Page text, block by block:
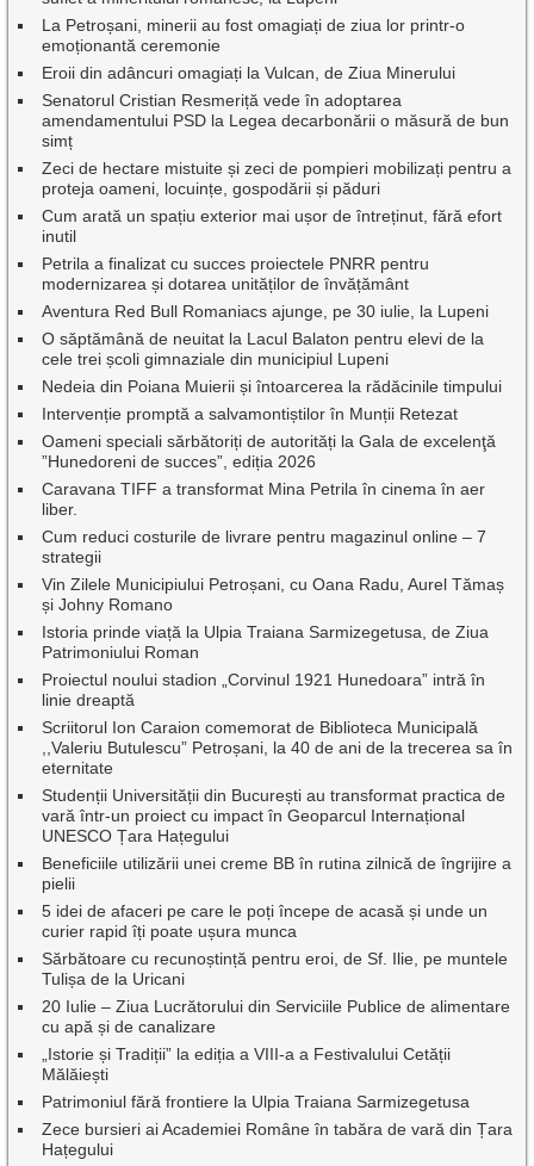
La Petroșani, minerii au fost omagiați de ziua lor printr-o
emoționantă ceremonie
Eroii din adâncuri omagiați la Vulcan, de Ziua Minerului
Senatorul Cristian Resmeriță vede în adoptarea
amendamentului PSD la Legea decarbonării o măsură de bun
simț
Zeci de hectare mistuite și zeci de pompieri mobilizați pentru a
proteja oameni, locuințe, gospodării și păduri
Cum arată un spațiu exterior mai ușor de întreținut, fără efort
inutil
Petrila a finalizat cu succes proiectele PNRR pentru
modernizarea și dotarea unităților de învățământ
Aventura Red Bull Romaniacs ajunge, pe 30 iulie, la Lupeni
O săptămână de neuitat la Lacul Balaton pentru elevi de la
cele trei școli gimnaziale din municipiul Lupeni
Nedeia din Poiana Muierii și întoarcerea la rădăcinile timpului
Intervenție promptă a salvamontiștilor în Munții Retezat
Oameni speciali sărbătoriți de autorități la Gala de excelenţă
”Hunedoreni de succes”, ediția 2026
Caravana TIFF a transformat Mina Petrila în cinema în aer
liber.
Cum reduci costurile de livrare pentru magazinul online – 7
strategii
Vin Zilele Municipiului Petroșani, cu Oana Radu, Aurel Tămaș
și Johny Romano
Istoria prinde viață la Ulpia Traiana Sarmizegetusa, de Ziua
Patrimoniului Roman
Proiectul noului stadion „Corvinul 1921 Hunedoara” intră în
linie dreaptă
Scriitorul Ion Caraion comemorat de Biblioteca Municipală
,,Valeriu Butulescu” Petroșani, la 40 de ani de la trecerea sa în
eternitate
Studenții Universității din București au transformat practica de
vară într-un proiect cu impact în Geoparcul Internațional
UNESCO Țara Hațegului
Beneficiile utilizării unei creme BB în rutina zilnică de îngrijire a
pielii
5 idei de afaceri pe care le poți începe de acasă și unde un
curier rapid îți poate ușura munca
Sărbătoare cu recunoștință pentru eroi, de Sf. Ilie, pe muntele
Tulișa de la Uricani
20 Iulie – Ziua Lucrătorului din Serviciile Publice de alimentare
cu apă și de canalizare
„Istorie și Tradiții” la ediția a VIII-a a Festivalului Cetății
Mălăiești
Patrimoniul fără frontiere la Ulpia Traiana Sarmizegetusa
Zece bursieri ai Academiei Române în tabăra de vară din Țara
Hațegului